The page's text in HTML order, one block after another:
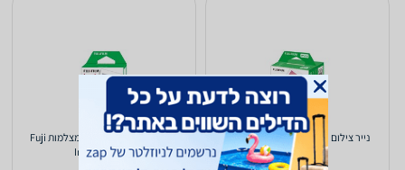
נייר צילום Fujifilm Instax Mini film
20pack
סרט צילום (10 תמונות) למצלמות Fuji
Instax mini 11